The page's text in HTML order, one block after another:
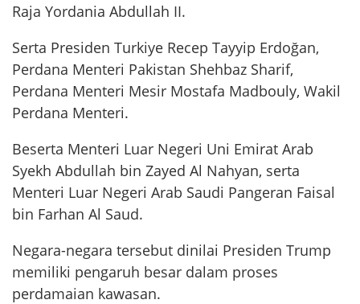
Raja Yordania Abdullah II.
Serta Presiden Turkiye Recep Tayyip Erdoğan,
Perdana Menteri Pakistan Shehbaz Sharif,
Perdana Menteri Mesir Mostafa Madbouly, Wakil
Perdana Menteri.
Beserta Menteri Luar Negeri Uni Emirat Arab
Syekh Abdullah bin Zayed Al Nahyan, serta
Menteri Luar Negeri Arab Saudi Pangeran Faisal
bin Farhan Al Saud.
Negara-negara tersebut dinilai Presiden Trump
memiliki pengaruh besar dalam proses
perdamaian kawasan.